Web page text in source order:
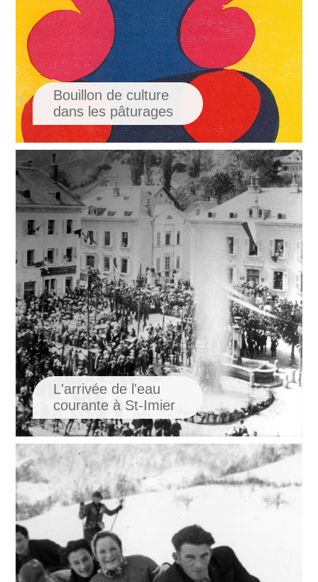
Bouillon de culture
dans les pâturages
L'arrivée de l'eau
courante à St-Imier